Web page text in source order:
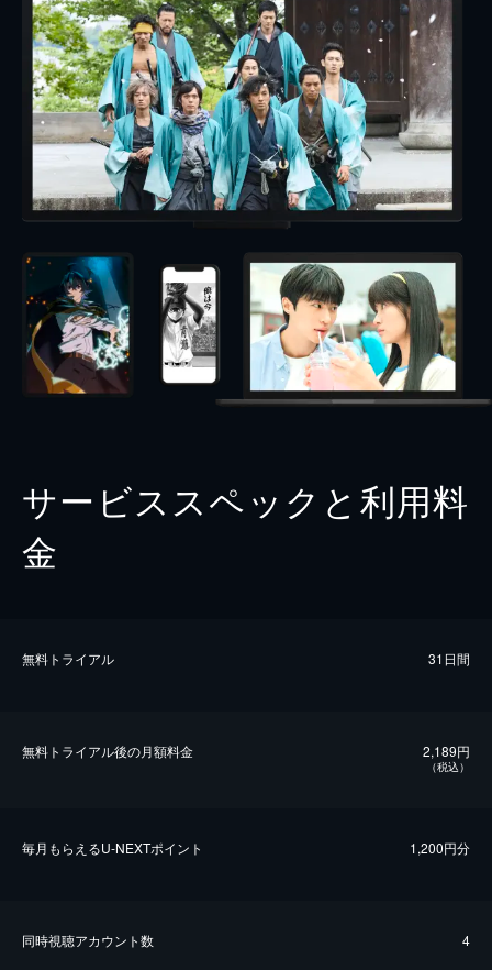
サービススペックと利用料
金
無料トライアル 31日間
無料トライアル後の⽉額料金 2,189円
（税込）
毎⽉もらえるU-NEXTポイント 1,200円分
同時視聴アカウント数 4